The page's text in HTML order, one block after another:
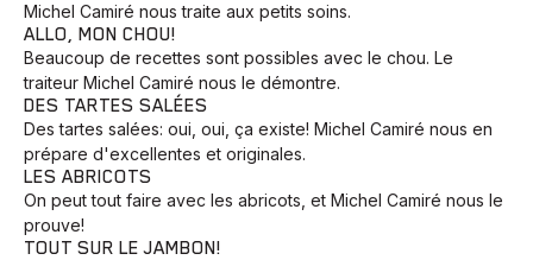
Michel Camiré nous traite aux petits soins.
ALLO, MON CHOU!
Beaucoup de recettes sont possibles avec le chou. Le
traiteur Michel Camiré nous le démontre.
DES TARTES SALÉES
Des tartes salées: oui, oui, ça existe! Michel Camiré nous en
prépare d'excellentes et originales.
LES ABRICOTS
On peut tout faire avec les abricots, et Michel Camiré nous le
prouve!
TOUT SUR LE JAMBON!